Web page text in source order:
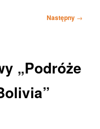
Następny →
„Podróże